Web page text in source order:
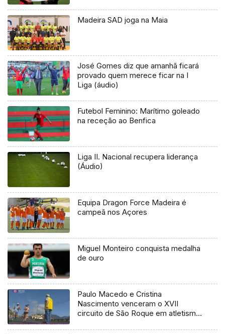
Madeira SAD joga na Maia
José Gomes diz que amanhã ficará
provado quem merece ficar na I
Liga (áudio)
Futebol Feminino: Marítimo goleado
na receção ao Benfica
Liga II. Nacional recupera liderança
(Áudio)
Equipa Dragon Force Madeira é
campeã nos Açores
Miguel Monteiro conquista medalha
de ouro
Paulo Macedo e Cristina
Nascimento venceram o XVII
circuito de São Roque em atletismo